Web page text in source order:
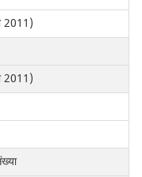
2011)
2011)